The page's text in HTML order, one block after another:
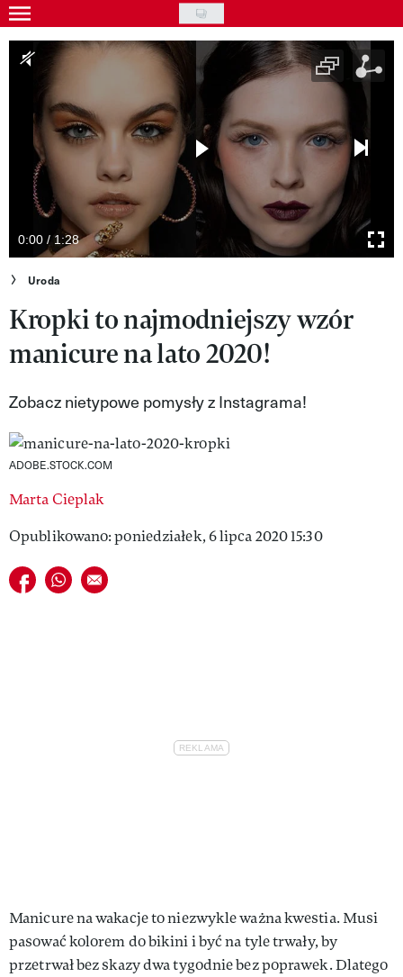
Skip
to
main
content
Gwiazdy
Moda
Uroda
Styl życia
Kultura
Wideo
Nasze akcje
VIVA!ART
VIVA!MAN
VIVA!PEOPLE POWER
VIVA!ITAKA
MAGAZYN VIVA!
0:00 / 1:28
Uroda
Kropki to najmodniejszy wzór
manicure na lato 2020!
Zobacz nietypowe pomysły z Instagrama!
ADOBE.STOCK.COM
Marta Cieplak
Opublikowano: poniedziałek, 6 lipca 2020 15:30
Udostępnij na facebook
Udostępnij na whatsapp
E-mail do przyjaciela
Manicure na wakacje to niezwykle ważna kwestia. Musi
pasować kolorem do bikini i być na tyle trwały, by
przetrwał bez skazy dwa tygodnie bez poprawek. Dlatego